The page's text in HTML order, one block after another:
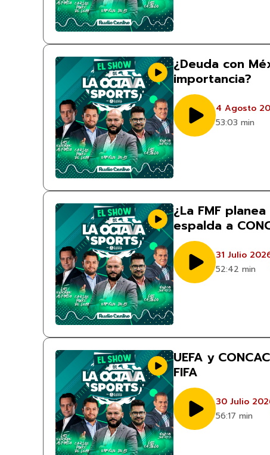
¿Deuda con
importancia?
4 Agosto
53:03 min
¿La FMF
espalda a
31 Julio
52:42 min
UEFA y
FIFA
30 Julio
56:17 min